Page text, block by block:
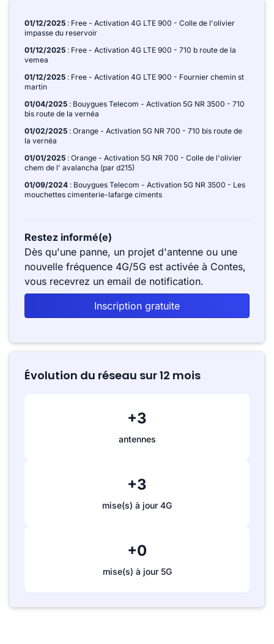
01/12/2025 : Free - Activation 4G LTE 900 - Colle de l'olivier
impasse du reservoir
01/12/2025 : Free - Activation 4G LTE 900 - 710 b route de la
vemea
01/12/2025 : Free - Activation 4G LTE 900 - Fournier chemin st
martin
01/04/2025 : Bouygues Telecom - Activation 5G NR 3500 - 710
bis route de la vernéa
01/02/2025 : Orange - Activation 5G NR 700 - 710 bis route de
la vernéa
01/01/2025 : Orange - Activation 5G NR 700 - Colle de l'olivier
chem de l' avalancha (par d215)
01/09/2024 : Bouygues Telecom - Activation 5G NR 3500 - Les
mouchettes cimenterie-lafarge ciments
Restez informé(e)
Dès qu'une panne, un projet d'antenne ou une
nouvelle fréquence 4G/5G est activée à Contes,
vous recevrez un email de notification.
Inscription gratuite
Évolution du réseau sur 12 mois
+3
antennes
+3
mise(s) à jour 4G
+0
mise(s) à jour 5G